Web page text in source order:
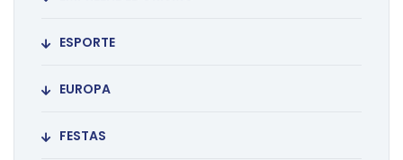
ESPORTE
EUROPA
FESTAS